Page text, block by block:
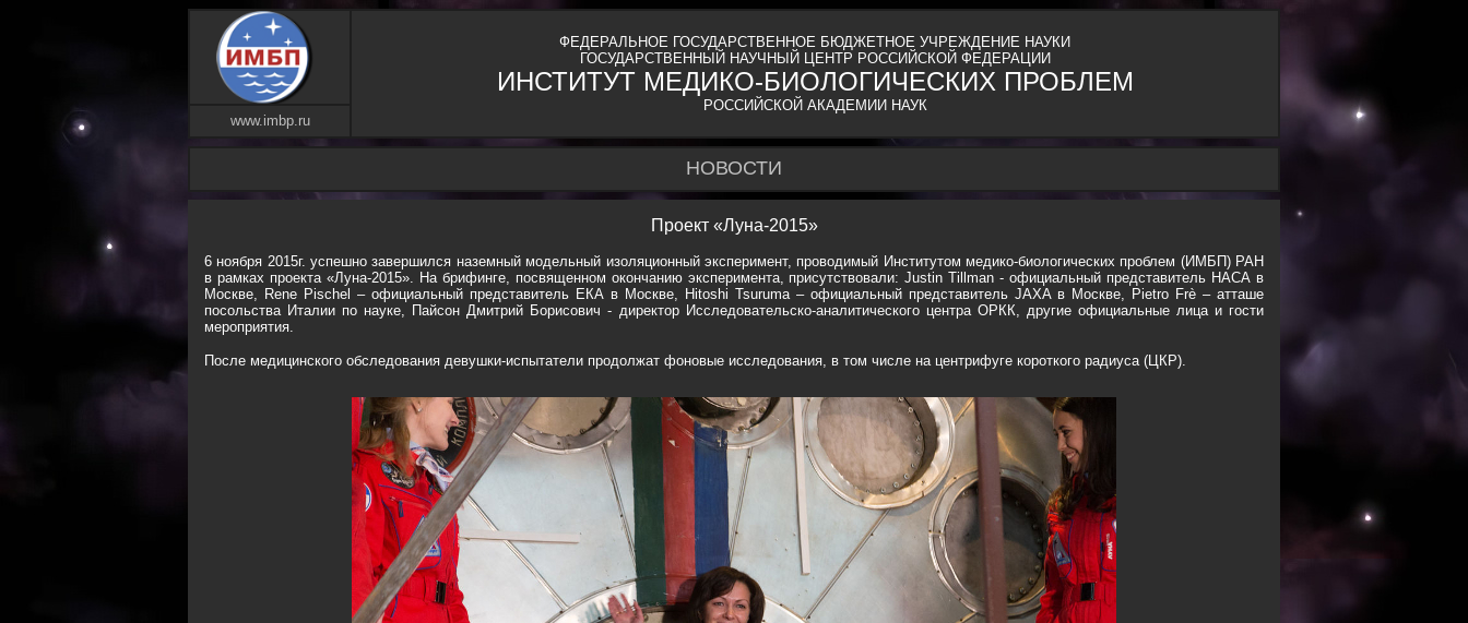
ФЕДЕРАЛЬНОЕ ГОСУДАРСТВЕННОЕ БЮДЖЕТНОЕ УЧРЕЖДЕНИЕ НАУКИ
ГОСУДАРСТВЕННЫЙ НАУЧНЫЙ ЦЕНТР РОССИЙСКОЙ ФЕДЕРАЦИИ
ИНСТИТУТ МЕДИКО-БИОЛОГИЧЕСКИХ ПРОБЛЕМ
РОССИЙСКОЙ АКАДЕМИИ НАУК
www.imbp.ru
НОВОСТИ
Проект «Луна-2015»
6 ноября 2015г. успешно завершился наземный модельный изоляционный эксперимент, проводимый Институтом медико-биологических проблем (ИМБП) РАН
в рамках проекта «Луна-2015». На брифинге, посвященном окончанию эксперимента, присутствовали: Justin Tillman - официальный представитель НАСА в
Москве, Rene Pischel – официальный представитель ЕКА в Москве, Hitoshi Tsuruma – официальный представитель JAXA в Москве, Pietro Frè – атташе
посольства Италии по науке, Пайсон Дмитрий Борисович - директор Исследовательско-аналитического центра ОРКК, другие официальные лица и гости
мероприятия.
После медицинского обследования девушки-испытатели продолжат фоновые исследования, в том числе на центрифуге короткого радиуса (ЦКР).